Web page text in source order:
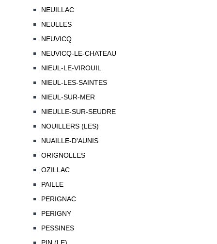
NEUILLAC
NEULLES
NEUVICQ
NEUVICQ-LE-CHATEAU
NIEUL-LE-VIROUIL
NIEUL-LES-SAINTES
NIEUL-SUR-MER
NIEULLE-SUR-SEUDRE
NOUILLERS (LES)
NUAILLE-D'AUNIS
ORIGNOLLES
OZILLAC
PAILLE
PERIGNAC
PERIGNY
PESSINES